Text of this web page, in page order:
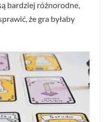
bardziej różnorodne,
że gra byłaby